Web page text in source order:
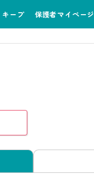
キープ 保護者マイページ